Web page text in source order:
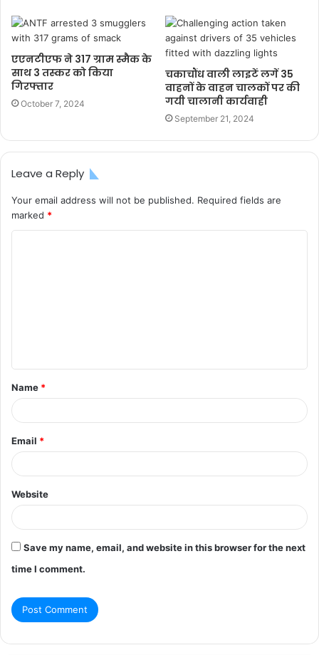
एएनटीएफ ने 317 ग्राम स्मैक के
साथ 3 तस्कर को किया
गिरफ्तार
October 7, 2024
चकाचौंध वाली लाइटें लगें 35
वाहनों के वाहन चालकों पर की
गयी चालानी कार्यवाही
September 21, 2024
Leave a Reply
Your email address will not be published. Required fields are
marked *
t
*
Name *
Email *
Website
Save my name, email, and website in this browser for the next
time I comment.